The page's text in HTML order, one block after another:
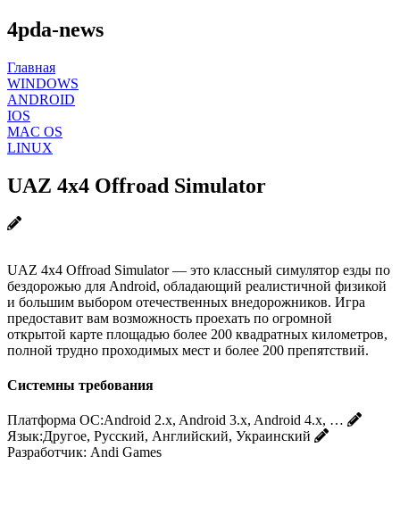
4pda-news
Главная
WINDOWS
ANDROID
IOS
MAC OS
LINUX
UAZ 4x4 Offroad Simulator
UAZ 4x4 Offroad Simulator — это классный симулятор езды по
бездорожью для Android, обладающий реалистичной физикой
и большим выбором отечественных внедорожников. Игра
предоставит вам возможность проехать по огромной
открытой карте площадью более 200 квадратных километров,
полной трудно проходимых мест и более 200 препятствий.
Системны требования
Платформа ОС:Android 2.x, Android 3.x, Android 4.x, …
Язык:Другое, Русский, Английский, Украинский
Разработчик: Andi Games